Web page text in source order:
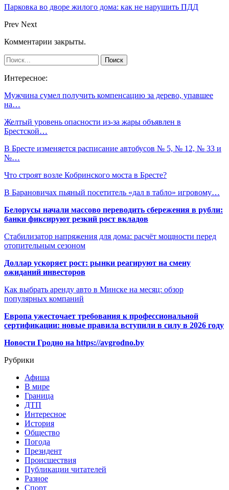
Парковка во дворе жилого дома: как не нарушить ПДД
Prev Next
Комментарии закрыты.
Интересное:
Мужчина сумел получить компенсацию за дерево, упавшее
на…
Желтый уровень опасности из-за жары объявлен в
Брестской…
В Бресте изменяется расписание автобусов № 5, № 12, № 33 и
№…
Что строят возле Кобринского моста в Бресте?
В Барановичах пьяный посетитель «дал в табло» игровому…
Белорусы начали массово переводить сбережения в рубли:
банки фиксируют резкий рост вкладов
Стабилизатор напряжения для дома: расчёт мощности перед
отопительным сезоном
Доллар ускоряет рост: рынки реагируют на смену
ожиданий инвесторов
Как выбрать аренду авто в Минске на месяц: обзор
популярных компаний
Европа ужесточает требования к профессиональной
сертификации: новые правила вступили в силу в 2026 году
Новости Гродно на https://avgrodno.by
Рубрики
Афиша
В мире
Граница
ДТП
Интересное
История
Общество
Погода
Президент
Происшествия
Публикации читателей
Разное
Спорт